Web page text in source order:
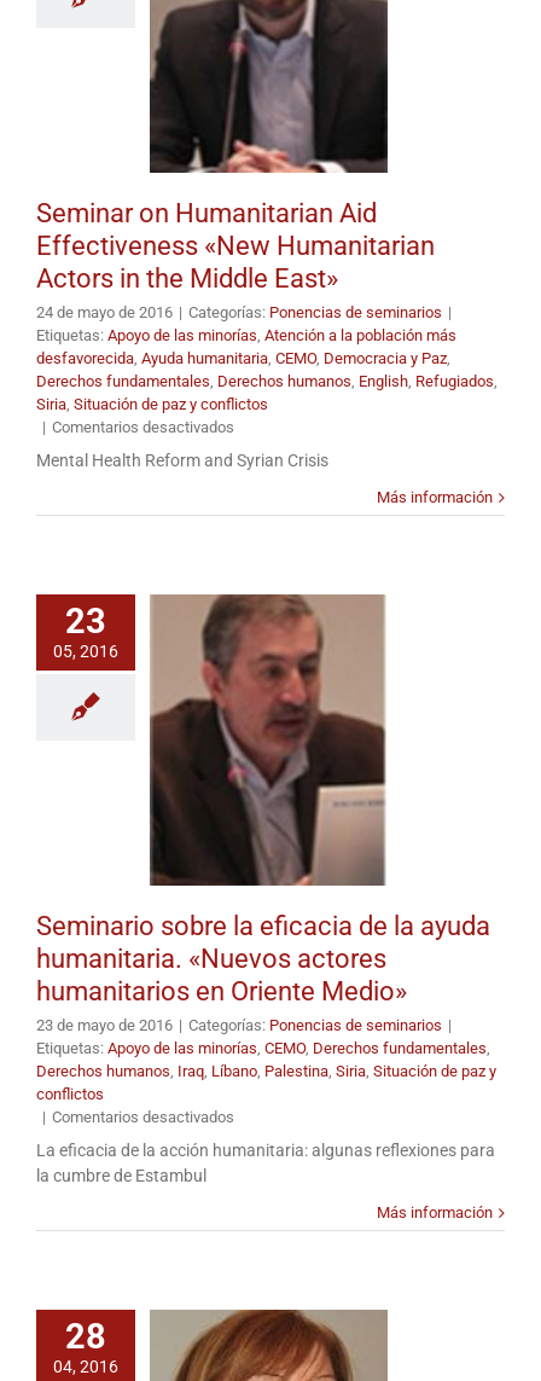
Seminar on Humanitarian Aid
Effectiveness «New Humanitarian
Actors in the Middle East»
24 de mayo de 2016 | Categorías: Ponencias de seminarios |
Etiquetas: Apoyo de las minorías, Atención a la población más
desfavorecida, Ayuda humanitaria, CEMO, Democracia y Paz,
Derechos fundamentales, Derechos humanos, English, Refugiados,
Siria, Situación de paz y conflictos
| Comentarios desactivados
Seminar
on
Aid
Actors
the
Middle
East»
Mental Health Reform and Syrian Crisis
Más información
23
05, 2016
Seminario sobre la eficacia de la ayuda
humanitaria. «Nuevos actores
humanitarios en Oriente Medio»
23 de mayo de 2016 | Categorías: Ponencias de seminarios |
Etiquetas: Apoyo de las minorías, CEMO, Derechos fundamentales,
Derechos humanos, Iraq, Líbano, Palestina, Siria, Situación de paz y
conflictos
| Comentarios desactivados
Seminario
sobre
de
«Nuevos
actores
humanitarios
La eficacia de la acción humanitaria: algunas reflexiones para
la cumbre de Estambul
Más información
28
04, 2016